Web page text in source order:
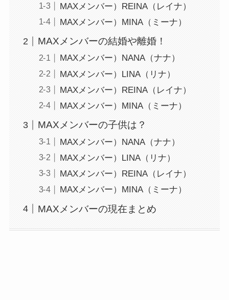
MAXメンバー）REINA（レイナ）
MAXメンバー）MINA（ミーナ）
MAXメンバーの結婚や離婚！
MAXメンバー）NANA（ナナ）
MAXメンバー）LINA（リナ）
MAXメンバー）REINA（レイナ）
MAXメンバー）MINA（ミーナ）
MAXメンバーの子供は？
MAXメンバー）NANA（ナナ）
MAXメンバー）LINA（リナ）
MAXメンバー）REINA（レイナ）
MAXメンバー）MINA（ミーナ）
MAXメンバーの現在まとめ